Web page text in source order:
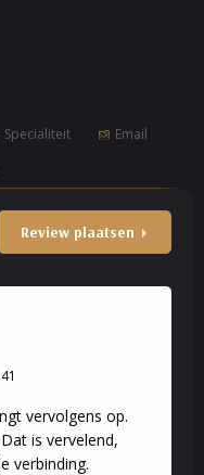
Specialiteit
Email
Review plaatsen
vervolgens op.
is vervelend,
verbinding.